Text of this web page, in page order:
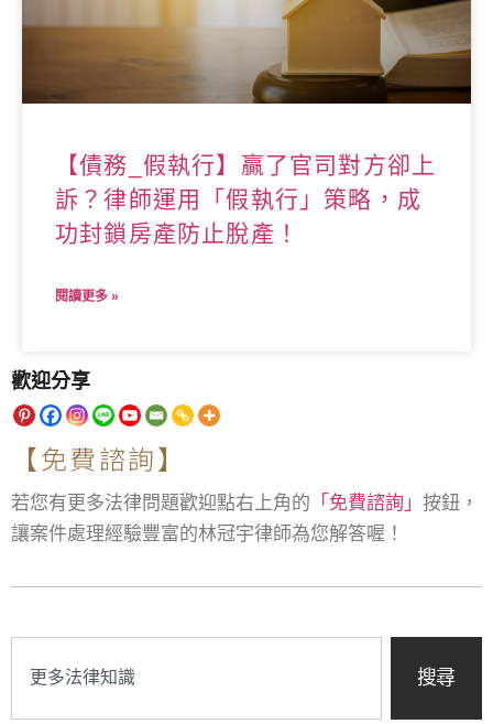
【債務_假執行】贏了官司對方卻上
訴？律師運用「假執行」策略，成
功封鎖房產防止脫產！
閱讀更多 »
歡迎分享
【免費諮詢】
若您有更多法律問題歡迎點右上角的 「免費諮詢」 按鈕，
讓案件處理經驗豐富的林冠宇律師為您解答喔！
搜尋